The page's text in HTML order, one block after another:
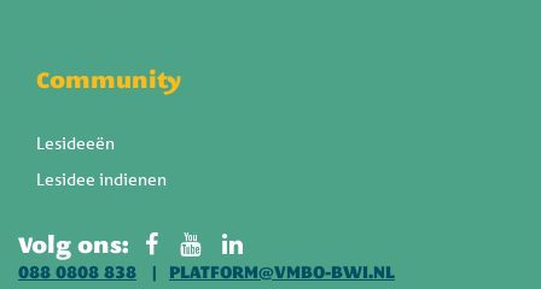
Community
Lesideeën
Lesidee indienen
Volg ons:
088 0808 838
PLATFORM@VMBO-BWI.NL